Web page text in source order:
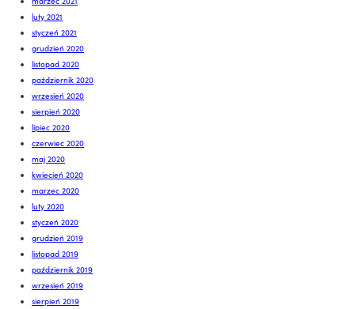
luty 2021
styczeń 2021
grudzień 2020
listopad 2020
październik 2020
wrzesień 2020
sierpień 2020
lipiec 2020
czerwiec 2020
maj 2020
kwiecień 2020
marzec 2020
luty 2020
styczeń 2020
grudzień 2019
listopad 2019
październik 2019
wrzesień 2019
sierpień 2019